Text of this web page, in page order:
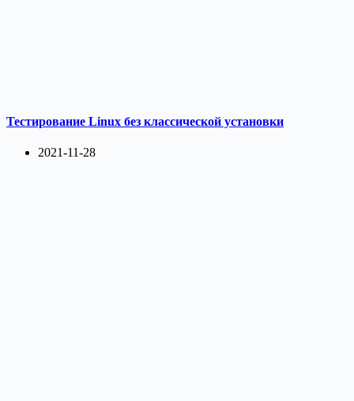
Тестирование Linux без классической установки
2021-11-28